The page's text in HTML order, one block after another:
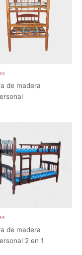
de madera
de madera
2 en 1